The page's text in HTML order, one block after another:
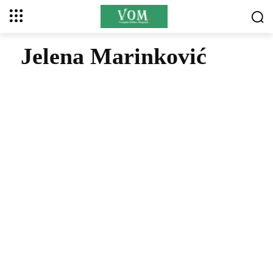
Jelena Marinković